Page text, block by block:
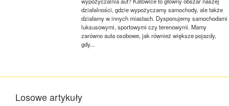
działalności, gdzie wypożyczamy samochody, ale także
działamy w innych miastach. Dysponujemy samochodami
luksusowymi, sportowymi czy terenowymi. Mamy
zarówno auta osobowe, jak również większe pojazdy,
gdy...
Losowe artykuły